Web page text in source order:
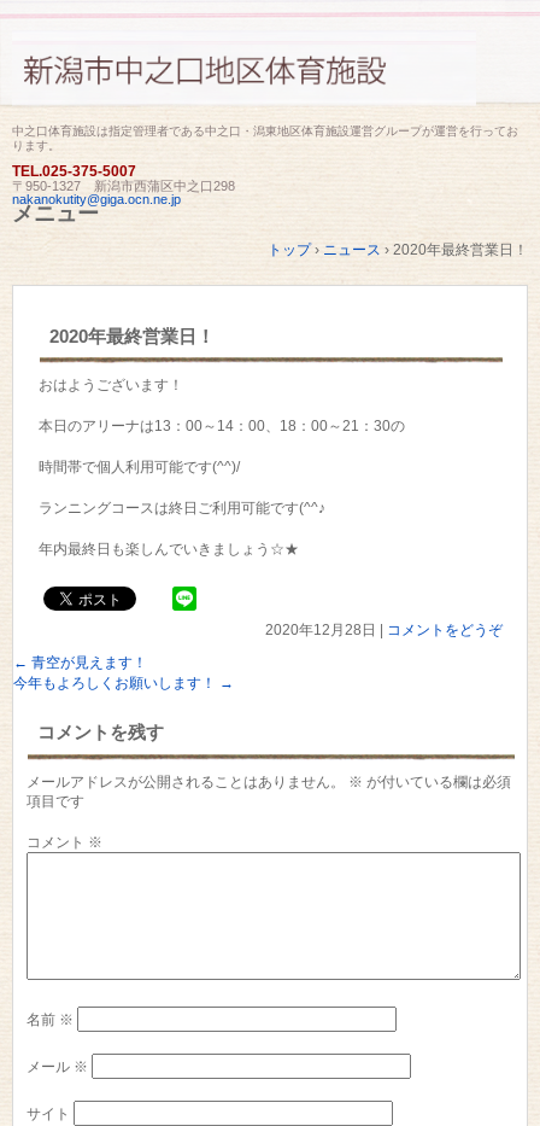
中之口体育施設は指定管理者である中之口・潟東地区体育施設運営グループが運営を行ってお
ります。
TEL.025-375-5007
〒950-1327 新潟市西蒲区中之口298
nakanokutity@giga.ocn.ne.jp
メニュー
トップ › ニュース › 2020年最終営業日！
2020年最終営業日！
おはようございます！
本日のアリーナは13：00～14：00、18：00～21：30の
時間帯で個人利用可能です(^^)/
ランニングコースは終日ご利用可能です(^^♪
年内最終日も楽しんでいきましょう☆★
2020年12月28日
コメントをどうぞ
← 青空が見えます！
今年もよろしくお願いします！
→
コメントを残す
メールアドレスが公開されることはありません。 ※ が付いている欄は必須
項目です
コメント ※
名前 ※
メール ※
サイト